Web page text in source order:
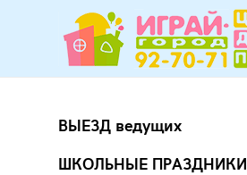
ВЫЕЗД ведущих
ШКОЛЬНЫЕ ПРАЗДНИКИ